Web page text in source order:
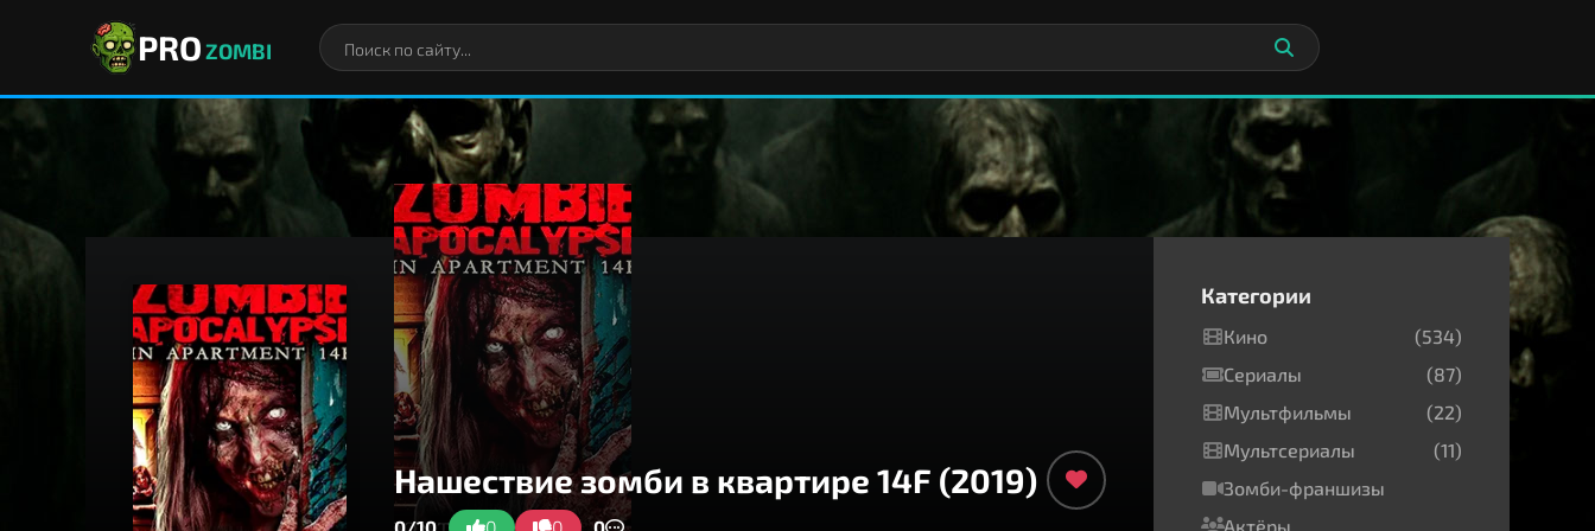
PROZOMBI
Нашествие зомби в квартире 14F (2019)
Категории
Кино
(534)
Сериалы
(87)
Мультфильмы
(22)
Мультсериалы
(11)
Зомби-франшизы
Актёры